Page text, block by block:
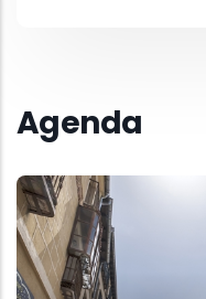
Agenda